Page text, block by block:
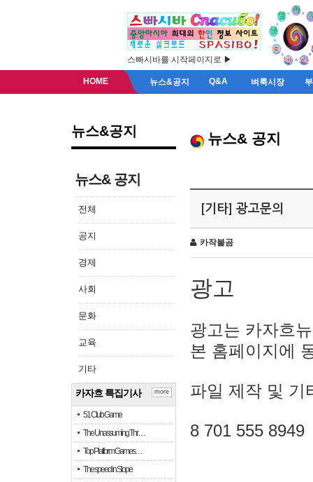
스빠시바를 시작페이지로 ▶
HOME 뉴스&공지 Q&A 벼룩시장
뉴스&공지
뉴스& 공지
전체
공지
경제
사회
문화
교육
기타
카자흐 특집기사
51 Club Game
The Unassuming Thr…
Top Platform Games…
The speed in Slope
more
뉴스& 공지
[기타] 광고문의
카작불곰
광고
광고는 카자흐
본 홈페이지에
파일 제작 및 기
8 701 555 8949